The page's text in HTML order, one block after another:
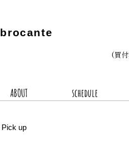
brocante
(買
ABOUT schedule
Pick up